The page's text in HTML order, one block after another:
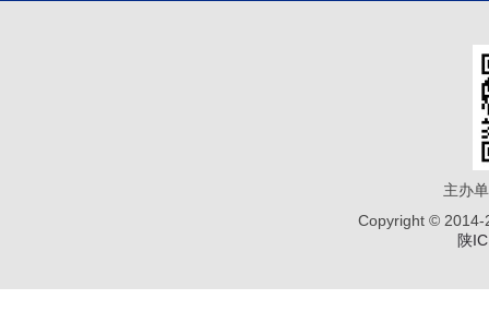
主办
Copyright © 2014-
陕